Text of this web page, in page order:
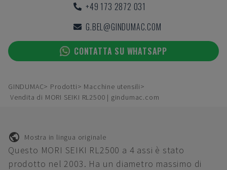
+49 173 2872 031
G.BEL@GINDUMAC.COM
CONTATTA SU WHATSAPP
GINDUMAC Prodotti
Macchine utensili
Vendita di MORI SEIKI RL2500 | gindumac.com
Mostra in lingua originale
Questo MORI SEIKI RL2500 a 4 assi è stato
prodotto nel 2003. Ha un diametro massimo di